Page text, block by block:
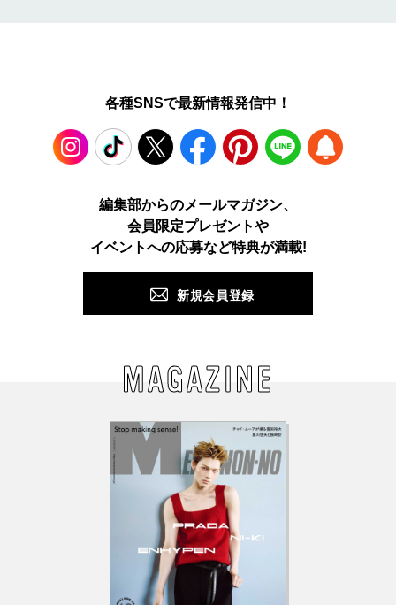
各種SNSで最新情報発信中！
TikTok Facebook Pinterest LINE
編集部からのメールマガジン、
会員限定プレゼントや
イベントへの応募など特典が満載!
新規会員登録
MAGAZINE